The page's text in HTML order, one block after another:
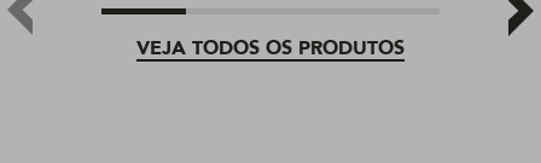
VEJA TODOS OS PRODUTOS